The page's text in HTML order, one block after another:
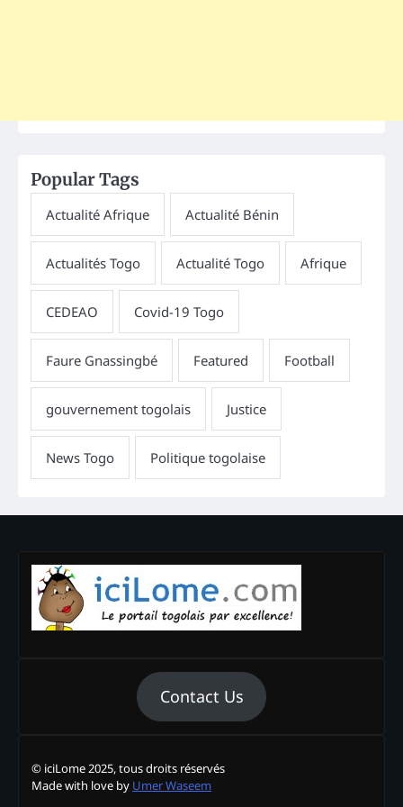
Popular Tags
Contact Us
© iciLome 2025, tous droits réservés
Made with love by Umer Waseem